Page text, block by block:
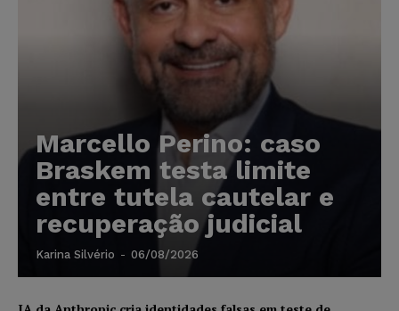
Marcello Perino: caso
Braskem testa limite
entre tutela cautelar e
recuperação judicial
Karina Silvério - 06/08/2026